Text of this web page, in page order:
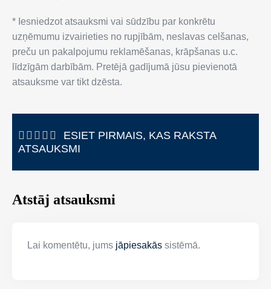
* Iesniedzot atsauksmi vai sūdzību par konkrētu
uzņēmumu izvairieties no rupjībām, neslavas celšanas,
preču un pakalpojumu reklamēšanas, krāpšanas u.c.
līdzīgām darbībām. Pretējā gadījumā jūsu pievienotā
atsauksme var tikt dzēsta.
ESIET PIRMAIS, KAS RAKSTA
ATSAUKSMI
Atstāj atsauksmi
Lai komentētu, jums jāpiesakās sistēmā.